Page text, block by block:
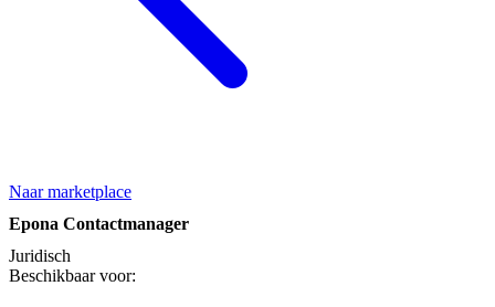
Naar marketplace
Epona Contactmanager
Juridisch
Beschikbaar voor: